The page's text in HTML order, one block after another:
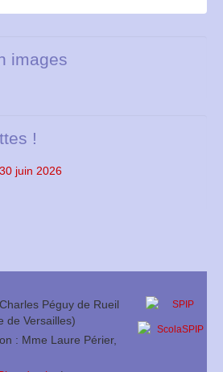
images
!
juin 2026
Péguy de Rueil
de Versailles)
: Mme Laure Périer,